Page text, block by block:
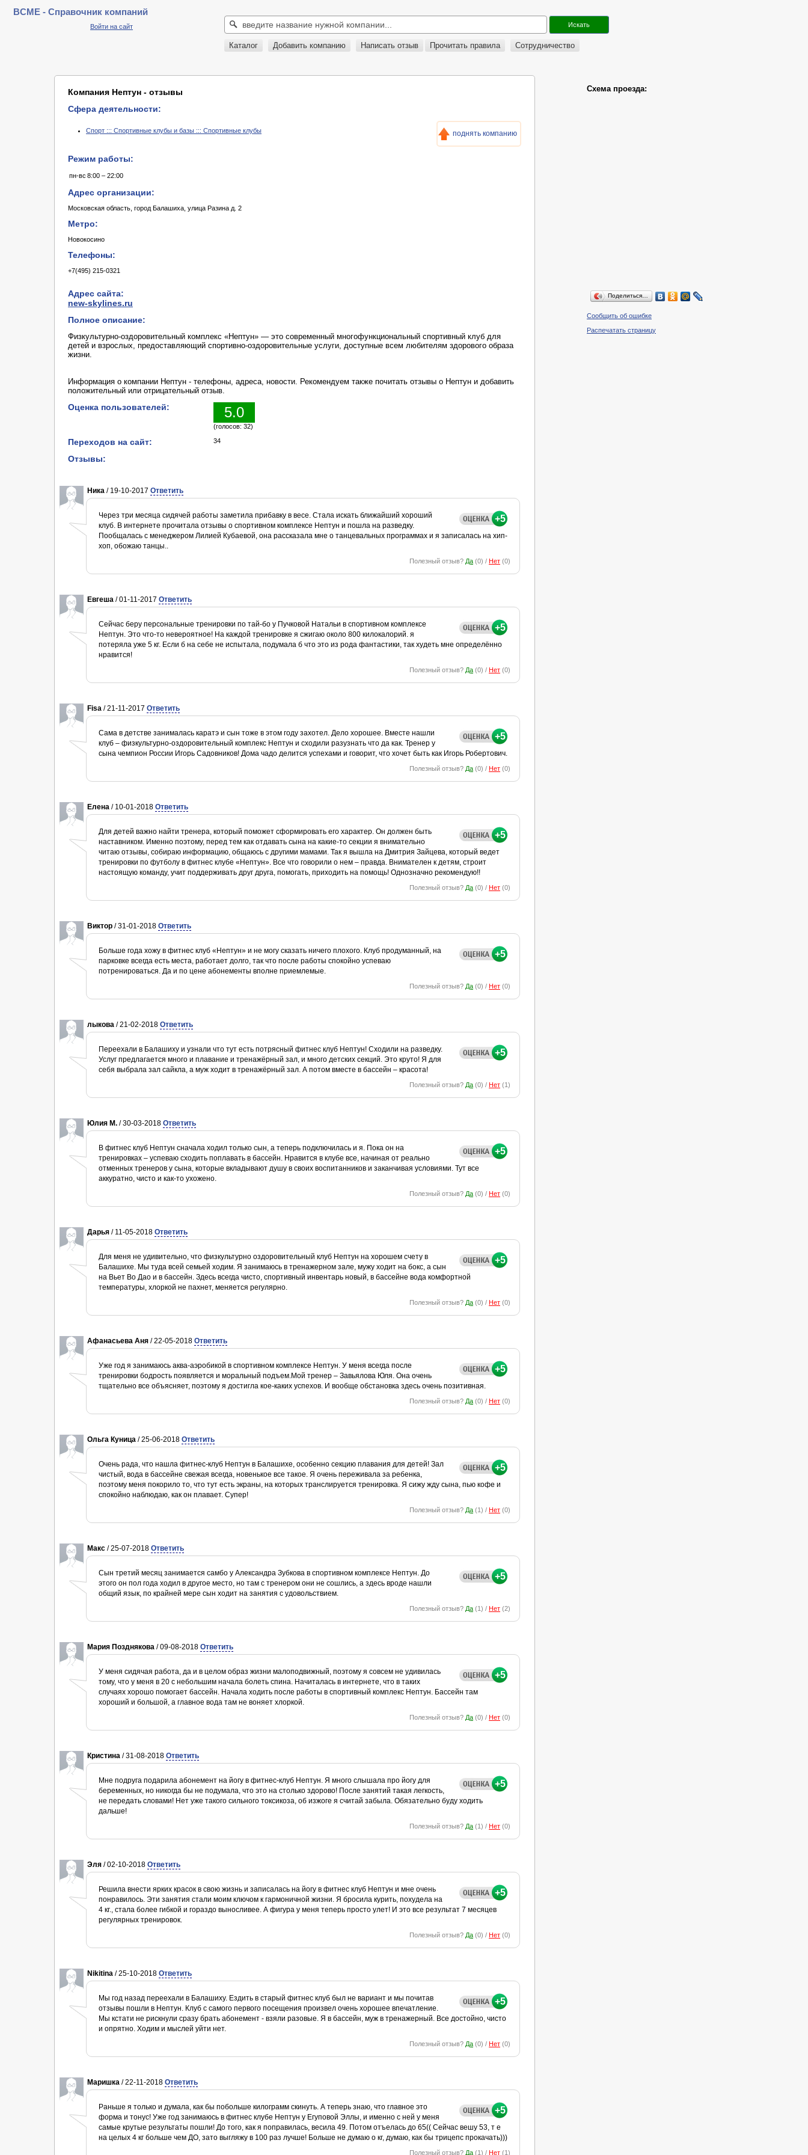
BCME - Справочник компаний
Войти на сайт
Каталог Добавить компанию Написать отзыв Прочитать правила Сотрудничество
Компания Нептун - отзывы
Сфера деятельности:
Спорт ::: Спортивные клубы и базы ::: Спортивные клубы поднять компанию
Режим работы:
пн-вс 8:00 – 22:00
Адрес организации:
Московская область, город Балашиха, улица Разина д. 2
Метро:
Новокосино
Телефоны:
+7(495) 215-0321
Адрес сайта:
new-skylines.ru
Полное описание:
Физкультурно-оздоровительный комплекс «Нептун» — это современный многофункциональный спортивный клуб для
детей и взрослых, предоставляющий спортивно-оздоровительные услуги, доступные всем любителям здорового образа
жизни.
Информация о компании Нептун - телефоны, адреса, новости. Рекомендуем также почитать отзывы о Нептун и добавить
положительный или отрицательный отзыв.
Оценка пользователей: 5.0
(голосов: 32)
Переходов на сайт: 34
Отзывы:
Ника / 19-10-2017 Ответить
+5
Через три месяца сидячей работы заметила прибавку в весе. Стала искать ближайший хороший
клуб. В интернете прочитала отзывы о спортивном комплексе Нептун и пошла на разведку.
Пообщалась с менеджером Лилией Кубаевой, она рассказала мне о танцевальных программах и я записалась на хип-
хоп, обожаю танцы..
Полезный отзыв? Да (0) / Нет (0)
Евгеша / 01-11-2017 Ответить
+5
Сейчас беру персональные тренировки по тай-бо у Пучковой Натальи в спортивном комплексе
Нептун. Это что-то невероятное! На каждой тренировке я сжигаю около 800 килокалорий. я
потеряла уже 5 кг. Если б на себе не испытала, подумала б что это из рода фантастики, так худеть мне определённо
нравится!
Полезный отзыв? Да (0) / Нет (0)
Fisa / 21-11-2017 Ответить
+5
Сама в детстве занималась каратэ и сын тоже в этом году захотел. Дело хорошее. Вместе нашли
клуб – физкультурно-оздоровительный комплекс Нептун и сходили разузнать что да как. Тренер у
сына чемпион России Игорь Садовников! Дома чадо делится успехами и говорит, что хочет быть как Игорь Робертович.
Полезный отзыв? Да (0) / Нет (0)
Елена / 10-01-2018 Ответить
+5
Для детей важно найти тренера, который поможет сформировать его характер. Он должен быть
наставником. Именно поэтому, перед тем как отдавать сына на какие-то секции я внимательно
читаю отзывы, собираю информацию, общаюсь с другими мамами. Так я вышла на Дмитрия Зайцева, который ведет
тренировки по футболу в фитнес клубе «Нептун». Все что говорили о нем – правда. Внимателен к детям, строит
настоящую команду, учит поддерживать друг друга, помогать, приходить на помощь! Однозначно рекомендую!!
Полезный отзыв? Да (0) / Нет (0)
Виктор / 31-01-2018 Ответить
+5
Больше года хожу в фитнес клуб «Нептун» и не могу сказать ничего плохого. Клуб продуманный, на
парковке всегда есть места, работает долго, так что после работы спокойно успеваю
потренироваться. Да и по цене абонементы вполне приемлемые.
Полезный отзыв? Да (0) / Нет (0)
лыкова / 21-02-2018 Ответить
+5
Переехали в Балашиху и узнали что тут есть потрясный фитнес клуб Нептун! Сходили на разведку.
Услуг предлагается много и плавание и тренажёрный зал, и много детских секций. Это круто! Я для
себя выбрала зал сайкла, а муж ходит в тренажёрный зал. А потом вместе в бассейн – красота!
Полезный отзыв? Да (0) / Нет (1)
Юлия М. / 30-03-2018 Ответить
+5
В фитнес клуб Нептун сначала ходил только сын, а теперь подключилась и я. Пока он на
тренировках – успеваю сходить поплавать в бассейн. Нравится в клубе все, начиная от реально
отменных тренеров у сына, которые вкладывают душу в своих воспитанников и заканчивая условиями. Тут все
аккуратно, чисто и как-то ухожено.
Полезный отзыв? Да (0) / Нет (0)
Дарья / 11-05-2018 Ответить
+5
Для меня не удивительно, что физкультурно оздоровительный клуб Нептун на хорошем счету в
Балашихе. Мы туда всей семьей ходим. Я занимаюсь в тренажерном зале, мужу ходит на бокс, а сын
на Вьет Во Дао и в бассейн. Здесь всегда чисто, спортивный инвентарь новый, в бассейне вода комфортной
температуры, хлоркой не пахнет, меняется регулярно.
Полезный отзыв? Да (0) / Нет (0)
Афанасьева Аня / 22-05-2018 Ответить
+5
Уже год я занимаюсь аква-аэробикой в спортивном комплексе Нептун. У меня всегда после
тренировки бодрость появляется и моральный подъем.Мой тренер – Завьялова Юля. Она очень
тщательно все объясняет, поэтому я достигла кое-каких успехов. И вообще обстановка здесь очень позитивная.
Полезный отзыв? Да (0) / Нет (0)
Ольга Куница / 25-06-2018 Ответить
+5
Очень рада, что нашла фитнес-клуб Нептун в Балашихе, особенно секцию плавания для детей! Зал
чистый, вода в бассейне свежая всегда, новенькое все такое. Я очень переживала за ребенка,
поэтому меня покорило то, что тут есть экраны, на которых транслируется тренировка. Я сижу жду сына, пью кофе и
спокойно наблюдаю, как он плавает. Супер!
Полезный отзыв? Да (1) / Нет (0)
Макс / 25-07-2018 Ответить
+5
Сын третий месяц занимается самбо у Александра Зубкова в спортивном комплексе Нептун. До
этого он пол года ходил в другое место, но там с тренером они не сошлись, а здесь вроде нашли
общий язык, по крайней мере сын ходит на занятия с удовольствием.
Полезный отзыв? Да (1) / Нет (2)
Мария Позднякова / 09-08-2018 Ответить
+5
У меня сидячая работа, да и в целом образ жизни малоподвижный, поэтому я совсем не удивилась
тому, что у меня в 20 с небольшим начала болеть спина. Начиталась в интернете, что в таких
случаях хорошо помогает бассейн. Начала ходить после работы в спортивный комплекс Нептун. Бассейн там
хороший и большой, а главное вода там не воняет хлоркой.
Полезный отзыв? Да (0) / Нет (0)
Кристина / 31-08-2018 Ответить
+5
Мне подруга подарила абонемент на йогу в фитнес-клуб Нептун. Я много слышала про йогу для
беременных, но никогда бы не подумала, что это на столько здорово! После занятий такая легкость,
не передать словами! Нет уже такого сильного токсикоза, об изжоге я считай забыла. Обязательно буду ходить
дальше!
Полезный отзыв? Да (1) / Нет (0)
Эля / 02-10-2018 Ответить
+5
Решила внести ярких красок в свою жизнь и записалась на йогу в фитнес клуб Нептун и мне очень
понравилось. Эти занятия стали моим ключом к гармоничной жизни. Я бросила курить, похудела на
4 кг., стала более гибкой и гораздо выносливее. А фигура у меня теперь просто улет! И это все результат 7 месяцев
регулярных тренировок.
Полезный отзыв? Да (0) / Нет (0)
Nikitina / 25-10-2018 Ответить
+5
Мы год назад переехали в Балашиху. Ездить в старый фитнес клуб был не вариант и мы почитав
отзывы пошли в Нептун. Клуб с самого первого посещения произвел очень хорошее впечатление.
Мы кстати не рискнули сразу брать абонемент - взяли разовые. Я в бассейн, муж в тренажерный. Все достойно, чисто
и опрятно. Ходим и мыслей уйти нет.
Полезный отзыв? Да (0) / Нет (0)
Маришка / 22-11-2018 Ответить
+5
Раньше я только и думала, как бы побольше килограмм скинуть. А теперь знаю, что главное это
форма и тонус! Уже год занимаюсь в фитнес клубе Нептун у Егуповой Эллы, и именно с ней у меня
самые крутые результаты пошли! До того, как я поправилась, весила 49. Потом отъелась до 65(( Сейчас вешу 53, т е
на целых 4 кг больше чем ДО, зато выгляжу в 100 раз лучше! Больше не думаю о кг, думаю, как бы трицепс прокачать)))
Полезный отзыв? Да (1) / Нет (1)
Схема проезда:
Поделиться…
Сообщить об ошибке
Распечатать страницу